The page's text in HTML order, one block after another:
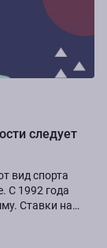
следует
вид спорта
С 1992 года
Ставки на